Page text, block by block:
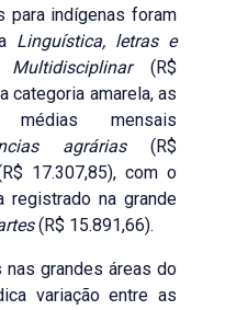
para indígenas foram
Linguística, letras e
Multidisciplinar(R$
categoria amarela, as
médias mensais
agrárias(R$
17.307,85), com o
registrado na grande
(R$ 15.891,66).
nas grandes áreas do
variação entre as